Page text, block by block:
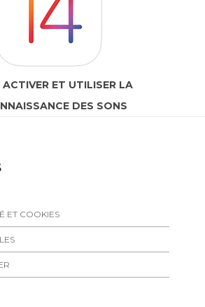
ACTIVER ET UTILISER LA
DES SONS
ET COOKIES